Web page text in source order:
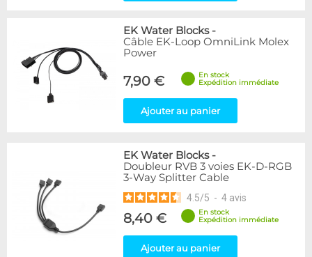
EK Water Blocks-
Câble EK-Loop OmniLink Molex
Power
7,90 €
En stock
Expédition immédiate
Ajouter au panier
EK Water Blocks-
Doubleur RVB 3 voies EK-D-RGB
3-Way Splitter Cable
4.5/5 - 4 avis
8,40 €
En stock
Expédition immédiate
Ajouter au panier